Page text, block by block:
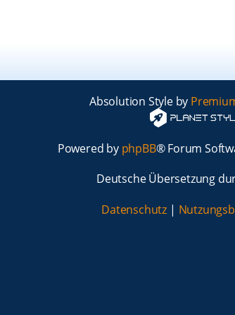
Absolution Style by
Powered by phpBB® Forum
Deutsche Übersetzung
Datenschutz |